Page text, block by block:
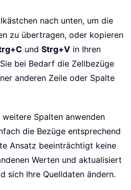
nach unten, um die
zu übertragen, oder kopieren
und Strg+V in Ihren
bei Bedarf die Zellbezüge
anderen Zeile oder Spalte
weitere Spalten anwenden
die Bezüge entsprechend
Ansatz beeinträchtigt keine
Werten und aktualisiert
sich Ihre Quelldaten ändern.